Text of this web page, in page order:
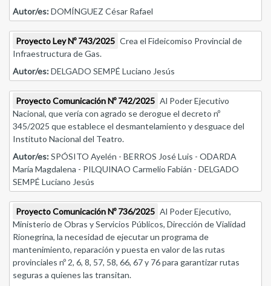
Autor/es:DOMÍNGUEZ César Rafael
Proyecto Ley Nº 743/2025 Crea el Fideicomiso Provincial de
Infraestructura de Gas.
Autor/es:DELGADO SEMPÉ Luciano Jesús
Proyecto Comunicación Nº 742/2025 Al Poder Ejecutivo
Nacional, que vería con agrado se derogue el decreto nº
345/2025 que establece el desmantelamiento y desguace del
Instituto Nacional del Teatro.
Autor/es:SPÓSITO Ayelén - BERROS José Luis - ODARDA
María Magdalena - PILQUINAO Carmelio Fabián - DELGADO
SEMPÉ Luciano Jesús
Proyecto Comunicación Nº 736/2025 Al Poder Ejecutivo,
Ministerio de Obras y Servicios Públicos, Dirección de Vialidad
Rionegrina, la necesidad de ejecutar un programa de
mantenimiento, reparación y puesta en valor de las rutas
provinciales nº 2, 6, 8, 57, 58, 66, 67 y 76 para garantizar rutas
seguras a quienes las transitan.